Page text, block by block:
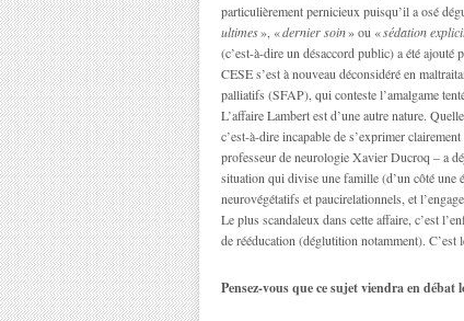
particulièrement pernicieux puisqu’il a osé
ultimes», «dernier soin» ou «sédation
(c’est-à-dire un désaccord public) a été
CESE s’est à nouveau déconsidéré en
palliatifs (SFAP), qui conteste l’amalgame
L’affaire Lambert est d’une autre nature.
c’est-à-dire incapable de s’exprimer
professeur de neurologie Xavier Ducroq – a
situation qui divise une famille (d’un côté une
neurovégétatifs et paucirelationnels, et
Le plus scandaleux dans cette affaire, c’est
de rééducation (déglutition notamment). C’est
Pensez-vous que ce sujet viendra en